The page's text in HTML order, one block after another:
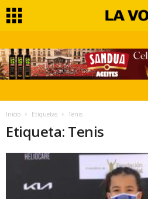
Inicio Etiquetas Tenis
Etiqueta: Tenis